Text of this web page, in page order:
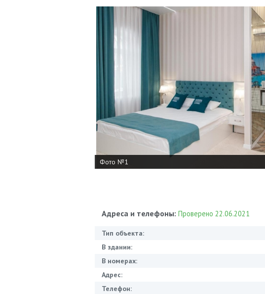
Фото №1
Адреса и телефоны: Проверено 22.06.2021
Тип объекта:
В здании:
В номерах:
Адрес:
Телефон: